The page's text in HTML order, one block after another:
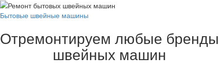
Бытовые швейные машины
Отремонтируем любые бренды
швейных машин